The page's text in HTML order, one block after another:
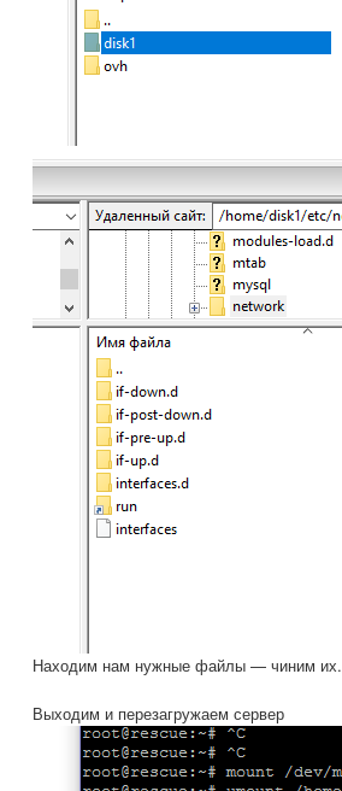
Находим нам нужные файлы — чиним их.
Выходим и перезагружаем сервер